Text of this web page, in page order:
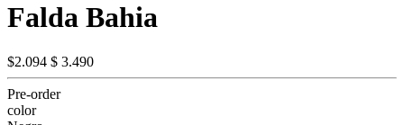
Falda Bahia
$2.094 $ 3.490
Pre-order
color